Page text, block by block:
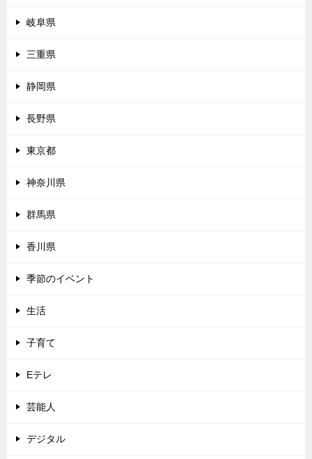
岐阜県
三重県
静岡県
長野県
東京都
神奈川県
群馬県
香川県
季節のイベント
生活
子育て
Eテレ
芸能人
デジタル